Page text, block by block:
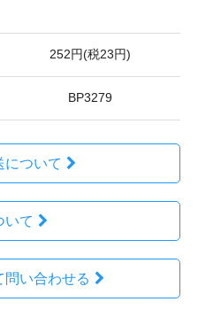
252円(税23円)
BP3279
について
いて
問い合わせる